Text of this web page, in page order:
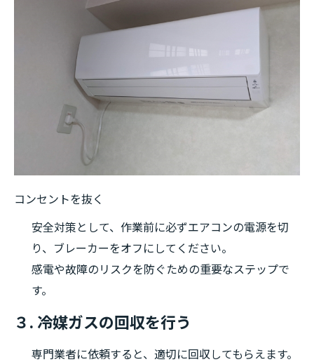
コンセントを抜く
安全対策として、作業前に必ずエアコンの電源を切
り、ブレーカーをオフにしてください。
感電や故障のリスクを防ぐための重要なステップで
す。
３ . 冷媒ガスの回収を行う
専門業者に依頼すると、適切に回収してもらえます。